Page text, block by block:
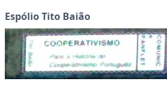
Espólio Tito Baião